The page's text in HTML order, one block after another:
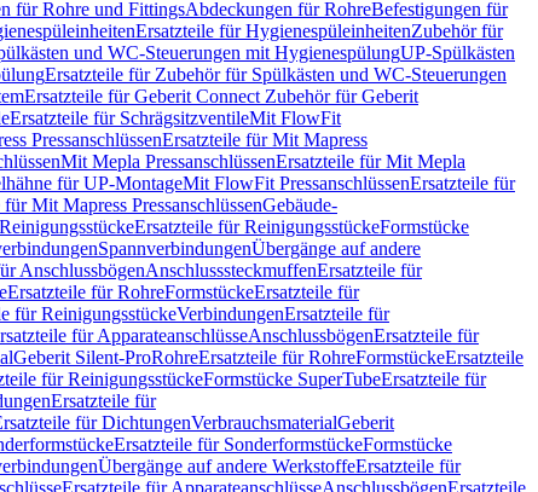
für Rohre und FittingsAbdeckungen für RohreBefestigungen für
Ersatzteile für HygienespüleinheitenZubehör für
und WC-Steuerungen mit HygienespülungUP-Spülkästen
Ersatzteile für Zubehör für Spülkästen und WC-Steuerungen
Ersatzteile für Geberit Connect Zubehör für Geberit
Ersatzteile für SchrägsitzventileMit FlowFit
PressanschlüssenErsatzteile für Mit Mapress
Mit Mepla PressanschlüssenErsatzteile für Mit Mepla
für UP-MontageMit FlowFit PressanschlüssenErsatzteile für
Mit Mapress PressanschlüssenGebäude-
ReinigungsstückeErsatzteile für ReinigungsstückeFormstücke
SpannverbindungenÜbergänge auf andere
AnschlussbögenAnschlusssteckmuffenErsatzteile für
Ersatzteile für RohreFormstückeErsatzteile für
für ReinigungsstückeVerbindungenErsatzteile für
für ApparateanschlüsseAnschlussbögenErsatzteile für
Geberit Silent-ProRohreErsatzteile für RohreFormstückeErsatzteile
für ReinigungsstückeFormstücke SuperTubeErsatzteile für
Ersatzteile für
für DichtungenVerbrauchsmaterialGeberit
Ersatzteile für SonderformstückeFormstücke
Übergänge auf andere WerkstoffeErsatzteile für
Ersatzteile für ApparateanschlüsseAnschlussbögenErsatzteile